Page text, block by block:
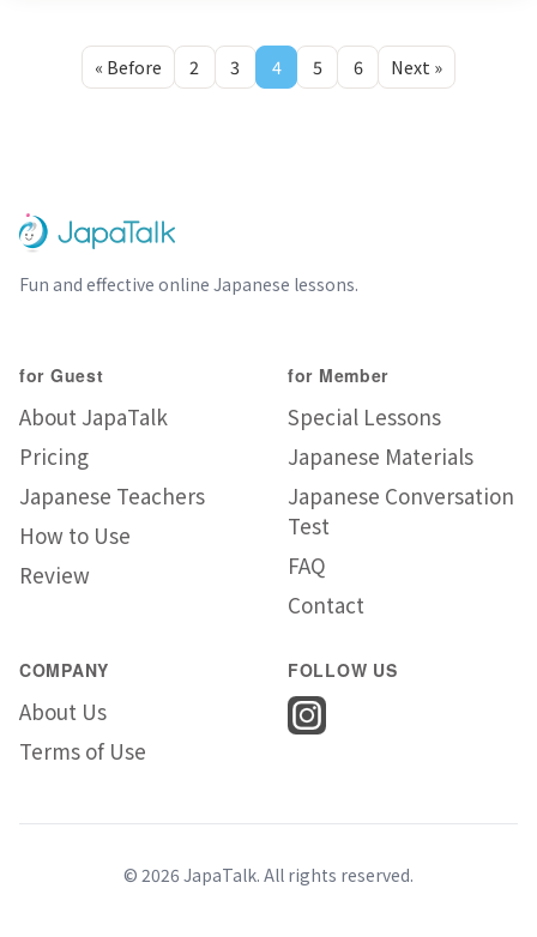
« Before 2 3 4 5 6 Next »
Fun and effective online Japanese lessons.
for Guest
About JapaTalk
Pricing
Japanese Teachers
How to Use
Review
for Member
Special Lessons
Japanese Materials
Japanese Conversation
Test
FAQ
Contact
COMPANY
About Us
Terms of Use
FOLLOW US
© 2026 JapaTalk. All rights reserved.